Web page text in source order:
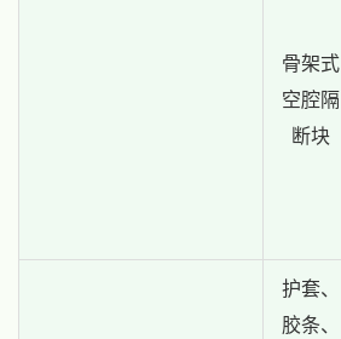
骨架式
空腔隔
断块
护套、
胶条、